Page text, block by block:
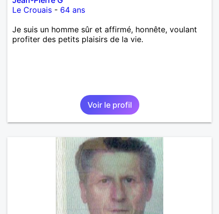
Le Crouais - 64 ans
Je suis un homme sûr et affirmé, honnête, voulant
profiter des petits plaisirs de la vie.
Voir le profil